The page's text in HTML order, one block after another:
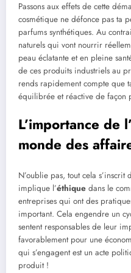
Passons aux effets de cette
cosmétique ne défonce pas ta
parfums synthétiques. Au
naturels qui vont nourrir
peau éclatante et en pleine
de ces produits industriels au
rends rapidement compte que
équilibrée et réactive de façon
L’importance de
monde des
N’oublie pas, tout cela
implique l’éthique dans le
entreprises qui ont des
important. Cela engendre un
sentent responsables de leur
favorablement pour une
qui s’engagent est un acte
produit !